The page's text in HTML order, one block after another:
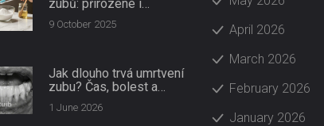
zubů: přirozené i
profesionální možnosti
9 October 2025
Jak dlouho trvá umrtvení
zubu? Čas, bolest a
skloionomerní plomba
1 June 2026
April 2026
March 2026
February 2026
January 2026